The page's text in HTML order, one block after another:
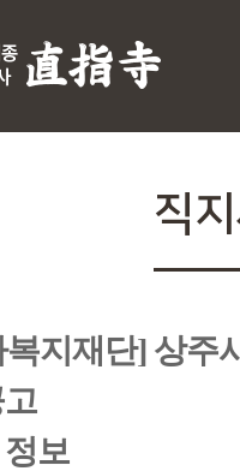
직
지재단] 상주
보